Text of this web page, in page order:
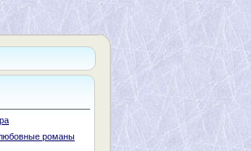
романы